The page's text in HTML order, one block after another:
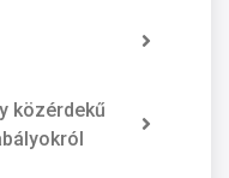
közérdekű